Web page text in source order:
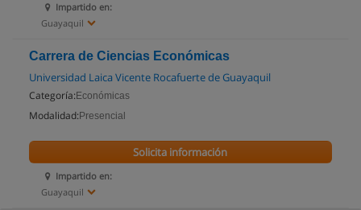
Impartido en:
Guayaquil
Carrera de Ciencias Económicas
Universidad Laica Vicente Rocafuerte de Guayaquil
Categoría: Económicas
Modalidad: Presencial
Impartido en:
Guayaquil
Solicita información